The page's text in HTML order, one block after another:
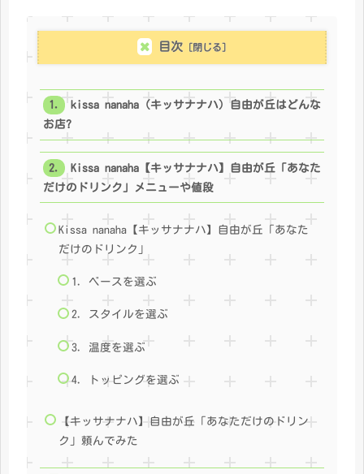
目次
kissa nanaha（キッサナナハ）自由が丘はどんな
お店?
Kissa nanaha【キッサナナハ】自由が丘「あなた
だけのドリンク」メニューや値段
Kissa nanaha【キッサナナハ】自由が丘「あなた
だけのドリンク」
1. ベースを選ぶ
2. スタイルを選ぶ
3. 温度を選ぶ
4. トッピングを選ぶ
【キッサナナハ】自由が丘「あなただけのドリン
ク」頼んでみた